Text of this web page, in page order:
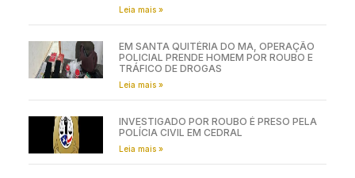
Leia mais »
EM SANTA QUITÉRIA DO MA, OPERAÇÃO
POLICIAL PRENDE HOMEM POR ROUBO E
TRÁFICO DE DROGAS
Leia mais »
INVESTIGADO POR ROUBO É PRESO PELA
POLÍCIA CIVIL EM CEDRAL
Leia mais »